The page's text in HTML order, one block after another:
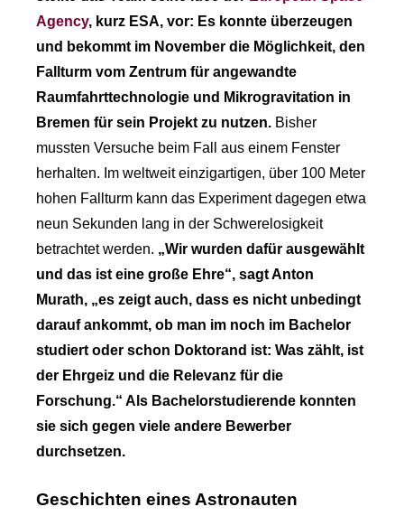
Agency, kurz ESA, vor: Es konnte überzeugen
und bekommt im November die Möglichkeit, den
Fallturm vom Zentrum für angewandte
Raumfahrttechnologie und Mikrogravitation in
Bremen für sein Projekt zu nutzen. Bisher
mussten Versuche beim Fall aus einem Fenster
herhalten. Im weltweit einzigartigen, über 100 Meter
hohen Fallturm kann das Experiment dagegen etwa
neun Sekunden lang in der Schwerelosigkeit
betrachtet werden. „Wir wurden dafür ausgewählt
und das ist eine große Ehre“, sagt Anton
Murath, „es zeigt auch, dass es nicht unbedingt
darauf ankommt, ob man im noch im Bachelor
studiert oder schon Doktorand ist: Was zählt, ist
der Ehrgeiz und die Relevanz für die
Forschung.“ Als Bachelorstudierende konnten
sie sich gegen viele andere Bewerber
durchsetzen.
Geschichten eines Astronauten